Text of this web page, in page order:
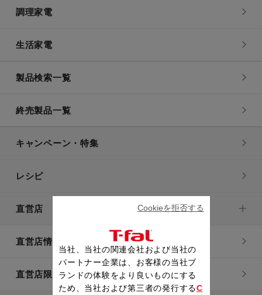
調理家電
生活家電
製品検索一覧
終売製品一覧
キャンペーン・特集
レシピ
直営店
直営店情報
直営店限定製品一覧
当社、当社の関連会社および当社の
パートナー企業は、お客様の当社ブ
ランドの体験をより良いものにする
ため、当社および第三者の発行するC
Cookieを拒否する